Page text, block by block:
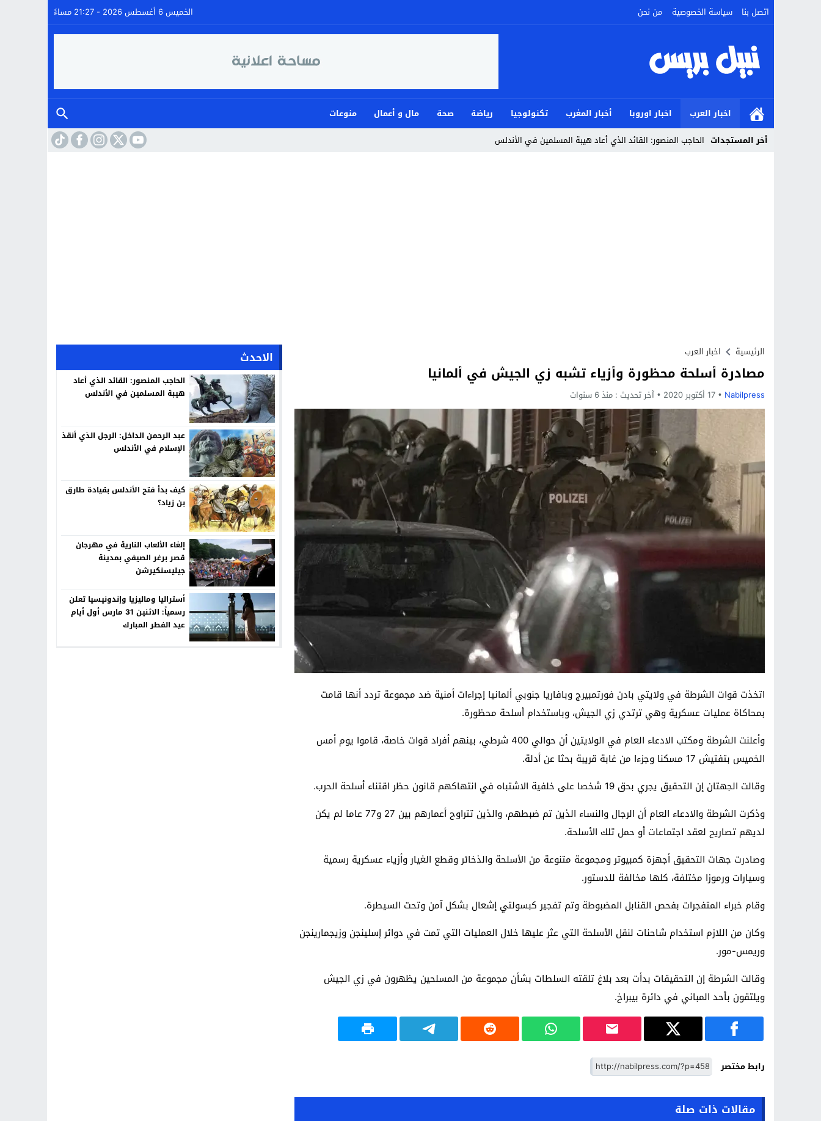
اتصل بنا سياسة الخصوصية من نحن الخميس 6 أغسطس 2026 - 21:27 مساءً
اخبار العرب اخبار اوروبا أخبار المغرب تكنولوجيا رياضة صحة مال و أعمال
منوعات
أخر المستجدات الحاجب المنصور: القائد الذي أعاد هيبة المسلمين في الأندلس
الرئيسية اخبار العرب
مصادرة أسلحة محظورة وأزياء تشبه زي الجيش في ألمانيا
Nabilpress 17 أكتوبر 2020 آخر تحديث : منذ 6 سنوات
اتخذت قوات الشرطة في ولايتي بادن فورتمبيرج وبافاريا جنوبي ألمانيا إجراءات أمنية ضد مجموعة تردد أنها قامت
بمحاكاة عمليات عسكرية وهي ترتدي زي الجيش، وباستخدام أسلحة محظورة.
وأعلنت الشرطة ومكتب الادعاء العام في الولايتين أن حوالي 400 شرطي، بينهم أفراد قوات خاصة، قاموا يوم أمس
الخميس بتفتيش 17 مسكنا وجزءا من غابة قريبة بحثا عن أدلة.
وقالت الجهتان إن التحقيق يجري بحق 19 شخصا على خلفية الاشتباه في انتهاكهم قانون حظر اقتناء أسلحة الحرب.
وذكرت الشرطة والادعاء العام أن الرجال والنساء الذين تم ضبطهم، والذين تتراوح أعمارهم بين 27 و77 عاما لم يكن
لديهم تصاريح لعقد اجتماعات أو حمل تلك الأسلحة.
وصادرت جهات التحقيق أجهزة كمبيوتر ومجموعة متنوعة من الأسلحة والذخائر وقطع الغيار وأزياء عسكرية رسمية
وسيارات ورموزا مختلفة، كلها مخالفة للدستور.
وقام خبراء المتفجرات بفحص القنابل المضبوطة وتم تفجير كبسولتي إشعال بشكل آمن وتحت السيطرة.
وكان من اللازم استخدام شاحنات لنقل الأسلحة التي عثر عليها خلال العمليات التي تمت في دوائر إسلينجن وزيجمارينجن
وريمس-مور.
وقالت الشرطة إن التحقيقات بدأت بعد بلاغ تلقته السلطات بشأن مجموعة من المسلحين يظهرون في زي الجيش
ويلتقون بأحد المباني في دائرة بيبراخ.
رابط مختصر
مقالات ذات صلة
الاحدث
الحاجب المنصور: القائد الذي أعاد
هيبة المسلمين في الأندلس
عبد الرحمن الداخل: الرجل الذي أنقذ
الإسلام في الأندلس
كيف بدأ فتح الأندلس بقيادة طارق
بن زياد؟
إلغاء الألعاب النارية في مهرجان
قصر برغر الصيفي بمدينة
جيليسنكيرشن
أستراليا وماليزيا وإندونيسيا تعلن
رسمياً: الاثنين 31 مارس أول أيام
عيد الفطر المبارك